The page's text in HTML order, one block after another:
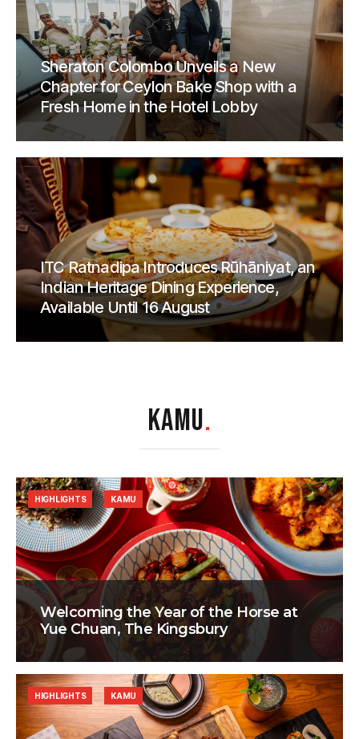
Sheraton Colombo Unveils a New
Chapter for Ceylon Bake Shop with a
Fresh Home in the Hotel Lobby
ITC Ratnadipa Introduces Rūhāniyat, an
Indian Heritage Dining Experience,
Available Until 16 August
KAMU.
Welcoming the Year of the Horse at
Yue Chuan, The Kingsbury
HIGHLIGHTS KAMU
HIGHLIGHTS KAMU